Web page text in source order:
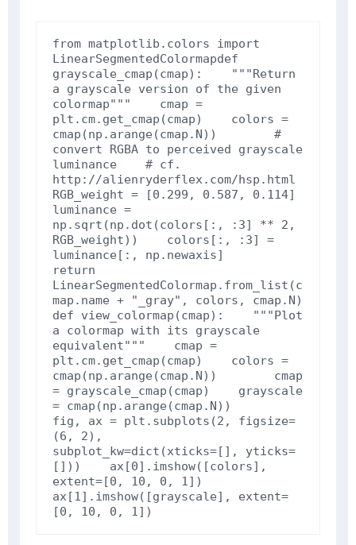
from matplotlib.colors
import
LinearSegmentedColormapdef
grayscale_cmap (cmap):
"""Return
a grayscale version of the given
colormap"""
cmap =
plt . cm. get_cmap (cmap) colors =
cmap (np . arange (cmap . N))
#
convert RGBA to perceived grayscale
luminance
# cf.
http://alienryderflex.com/hsp.html
RGB_weight = [0.299 , 0.587 , 0.114]
luminance =
np . sqrt (np . dot (colors [:, : 3] ** 2 ,
RGB_weight)) colors [:, : 3]
=
luminance [:, np . newaxis]
return
LinearSegmentedColormap . from_list (c
map . name + "_gray" , colors , cmap . N)
def
view_colormap (cmap):
"""Plot
a colormap with its grayscale
equivalent"""
cmap =
plt . cm. get_cmap (cmap) colors =
cmap (np . arange (cmap . N))
cmap
= grayscale_cmap (cmap)
grayscale
= cmap (np . arange (cmap . N))
fig , ax = plt . subplots (2 , figsize=
(6 , 2),
subplot_kw=dict (xticks=[], yticks=
[]))
ax[0] . imshow([colors],
extent=[0 , 10 , 0 , 1])
ax[1] . imshow([grayscale], extent=
[0 , 10 , 0 , 1])